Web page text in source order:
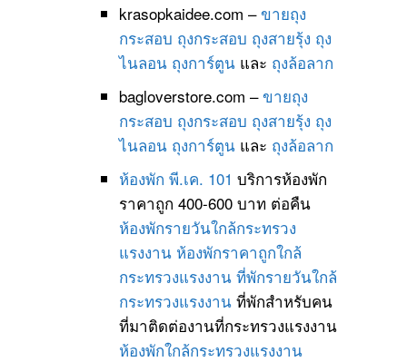
krasopkaidee.com –ขายถุง
กระสอบ ถุงกระสอบ ถุงสายรุ้ง ถุง
ไนลอน ถุงการ์ตูนและ ถุงล้อลาก
bagloverstore.com –ขายถุง
กระสอบ ถุงกระสอบ ถุงสายรุ้ง ถุง
ไนลอน ถุงการ์ตูนและ ถุงล้อลาก
ห้องพัก พี.เค. 101 บริการห้องพัก
ราคาถูก 400-600 บาท ต่อคืน
ห้องพักรายวันใกล้กระทรวง
แรงงาน ห้องพักราคาถูกใกล้
กระทรวงแรงงาน ที่พักรายวันใกล้
กระทรวงแรงงานที่พักสำหรับคน
ที่มาติดต่องานที่กระทรวงแรงงาน
ห้องพักใกล้กระทรวงแรงงาน